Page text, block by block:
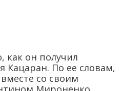
как он получил
Кацаран. По ее словам,
со своим